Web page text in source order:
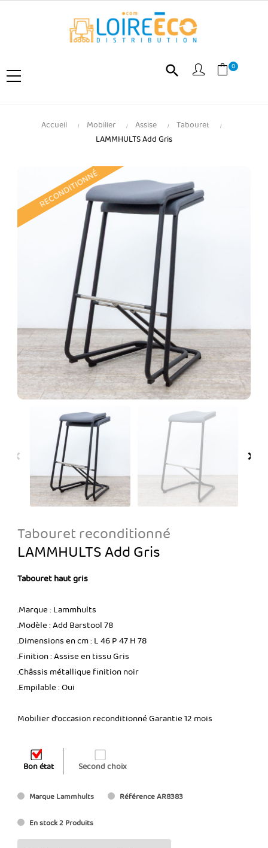
search 0
Accueil Mobilier Assise
Tabouret
LAMMHULTS Add Gris
RECONDITIONNÉ
Tabouret reconditionné
LAMMHULTS Add Gris
Tabouret haut gris
.Marque : Lammhults
.Modèle : Add Barstool 78
.Dimensions en cm : L 46 P 47 H 78
.Finition : Assise en tissu Gris
.Châssis métallique finition noir
.Empilable : Oui
Mobilier d'occasion reconditionné Garantie 12 mois
Bon état Second choix
Marque Lammhults RéférenceAR8383
En stock2 Produits